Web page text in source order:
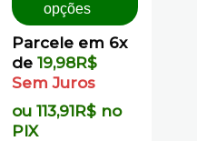
opções
Parcele em 6x
de19,98R$
Sem Juros
ou 113,91R$ no
PIX